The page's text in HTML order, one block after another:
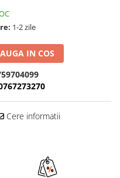
1-2 zile
IN COS
Cere informatii